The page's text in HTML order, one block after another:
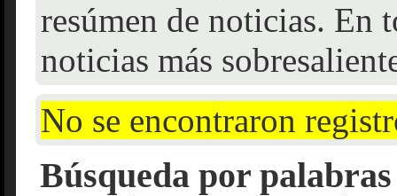
resúmen de noticias. En
noticias más
No se encontraron
Búsqueda por